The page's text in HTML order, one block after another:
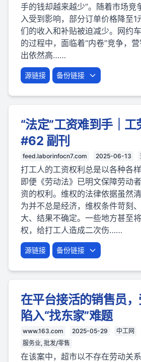
手的钱却越来越少”。随着市场竞
入受到影响，部分订单价格降至
们的收入和补贴被迫减少。网约
的过程中，面临着“内卷”竞争，
出依然高……
源链接 备份链接
“法定”工资难到手｜工
#62 副刊
feed.laborinfocn7.com 2025-06-13
打工人的工资权利总是以各种各样
即便《劳动法》已明文保障劳动
资的权利。维权的法律依据虽然
为并不总是经济，维权条件苛刻
大、结果不确定。一些地方甚至
权，给打工人造成二次伤……
源链接 备份链接
在平台接活的销售员
陷入“找东家”难题
www.163.com 2025-05-29 中工网
服务业, 批发/零售
在该案中，超市以不存在劳动关